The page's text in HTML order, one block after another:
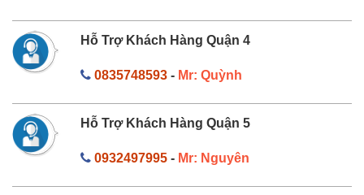
Hỗ Trợ Khách Hàng Quận 4
0835748593- Mr: Quỳnh
Hỗ Trợ Khách Hàng Quận 5
0932497995- Mr: Nguyên